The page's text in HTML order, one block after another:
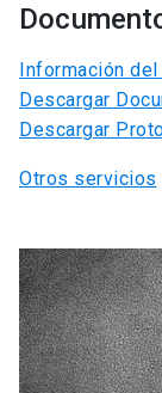
Información
Descargar
Descargar
Otros servicios